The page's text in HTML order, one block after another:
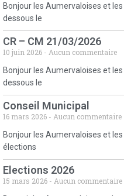
Bonjour les Aumervaloises et
dessous le
CR – CM 21/03/2026
10 juin 2026
Aucun commentaire
Bonjour les Aumervaloises et
dessous le
Conseil Municipal
16 mars 2026
Aucun commentaire
Bonjour les Aumervaloises et
élections
Elections 2026
15 mars 2026
Aucun commentaire